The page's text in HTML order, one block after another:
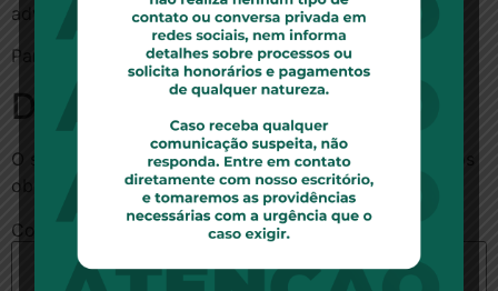
advogado tributarista Maucir Fregonesi Junior.
Para ler essa matéria no site Folha,clique aqui
Deixe um comentário
O seu endereço de e-mail não será publicado.
obrigatórios são marcados com*
Comentário